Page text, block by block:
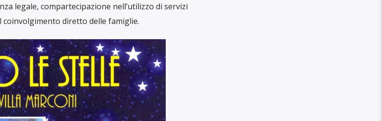
legale, compartecipazione nell’utilizzo di servizi
diretto delle famiglie.